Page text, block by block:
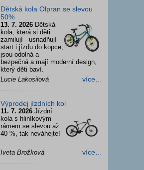
Dětská kola Olpran se slevou
50%
13. 7. 2026 Dětská
kola, která si děti
zamilují - usnadňují
start i jízdu do kopce,
jsou odolná a
bezpečná a mají moderní design,
který děti baví.
Lucie Lakosilová
více…
Výprodej jízdních kol
11. 7. 2026 Jízdní
kola s hliníkovým
rámem se slevou až
40 %, tak neváhejte!
Iveta Brožková více…